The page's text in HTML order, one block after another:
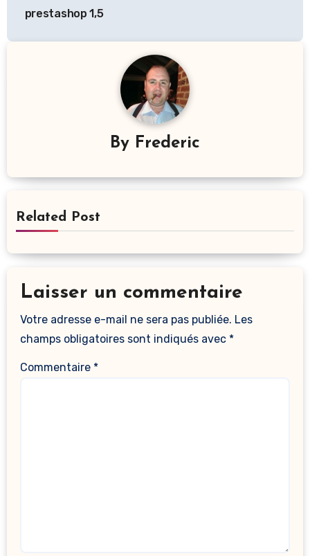
l’article
prestashop 1,5
By Frederic
Related Post
Laisser un commentaire
Votre adresse e-mail ne sera pas publiée. Les
champs obligatoires sont indiqués avec *
Commentaire *